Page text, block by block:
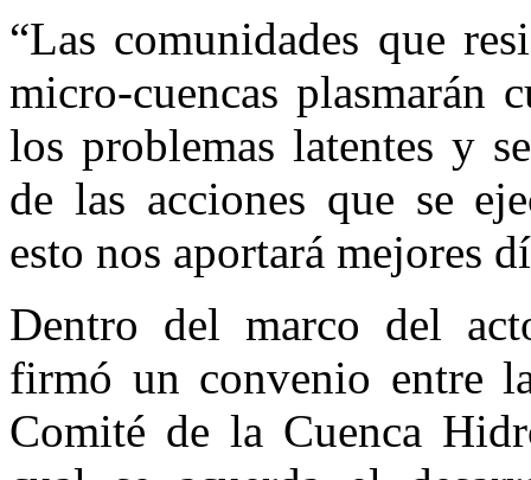
“Las comunidades que
micro-cuencas plasmarán
los problemas latentes y
de las acciones que se
esto nos aportará mejores
Dentro del marco del
firmó un convenio entre
Comité de la Cuenca